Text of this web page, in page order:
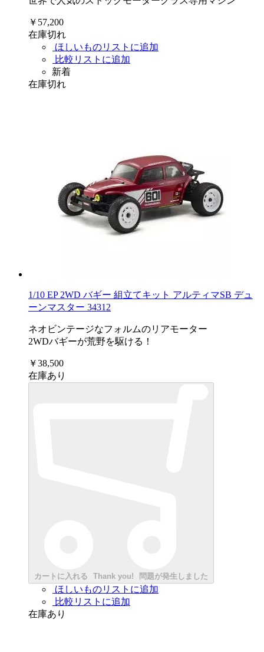
￥57,200
在庫切れ
ほしいものリストに追加
比較リストに追加
新着
在庫切れ
1/10 EP 2WD バギー 組立てキット アルティマSB デュ
ーンマスター 34312
ネオビンテージなフォルムのリアモーター
2WDバギーが荒野を駆ける！
￥38,500
在庫あり
カートに入れる Thank you! 問題が発生しました
ほしいものリストに追加
比較リストに追加
在庫あり